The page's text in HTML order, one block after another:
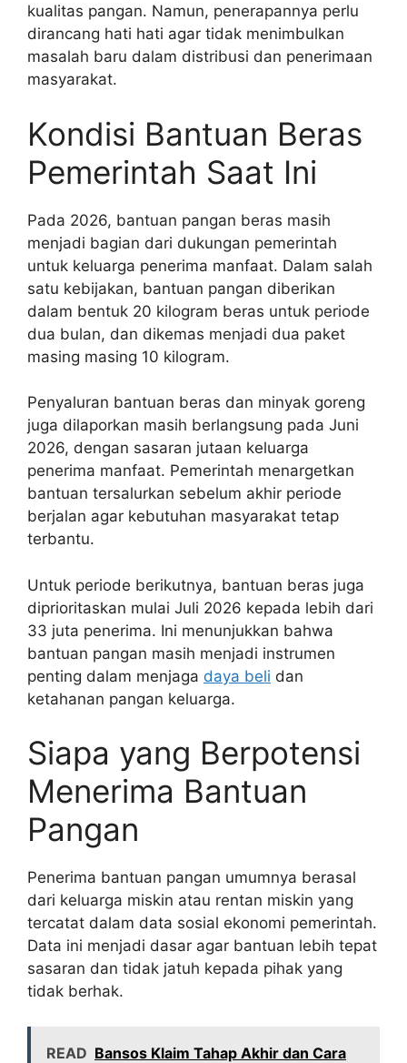
kualitas pangan. Namun, penerapannya perlu
dirancang hati hati agar tidak menimbulkan
masalah baru dalam distribusi dan penerimaan
masyarakat.
Kondisi Bantuan Beras
Pemerintah Saat Ini
Pada 2026, bantuan pangan beras masih
menjadi bagian dari dukungan pemerintah
untuk keluarga penerima manfaat. Dalam salah
satu kebijakan, bantuan pangan diberikan
dalam bentuk 20 kilogram beras untuk periode
dua bulan, dan dikemas menjadi dua paket
masing masing 10 kilogram.
Penyaluran bantuan beras dan minyak goreng
juga dilaporkan masih berlangsung pada Juni
2026, dengan sasaran jutaan keluarga
penerima manfaat. Pemerintah menargetkan
bantuan tersalurkan sebelum akhir periode
berjalan agar kebutuhan masyarakat tetap
terbantu.
Untuk periode berikutnya, bantuan beras juga
diprioritaskan mulai Juli 2026 kepada lebih dari
33 juta penerima. Ini menunjukkan bahwa
bantuan pangan masih menjadi instrumen
penting dalam menjaga daya beli dan
ketahanan pangan keluarga.
Siapa yang Berpotensi
Menerima Bantuan
Pangan
Penerima bantuan pangan umumnya berasal
dari keluarga miskin atau rentan miskin yang
tercatat dalam data sosial ekonomi pemerintah.
Data ini menjadi dasar agar bantuan lebih tepat
sasaran dan tidak jatuh kepada pihak yang
tidak berhak.
READ Bansos Klaim Tahap Akhir dan Cara